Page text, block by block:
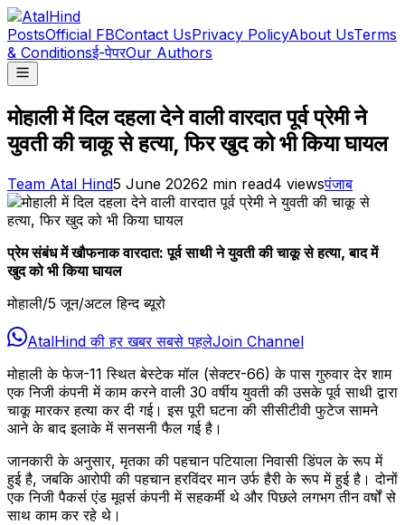
PostsOfficial FBContact UsPrivacy PolicyAbout UsTerms
& Conditionsई-पेपरOur Authors
मोहाली में दिल दहला देने वाली वारदात पूर्व प्रेमी ने
युवती की चाकू से हत्या, फिर खुद को भी किया घायल
Team Atal Hind5 June 20262 min read4 viewsपंजाब
प्रेम संबंध में खौफनाक वारदात: पूर्व साथी ने युवती की चाकू से हत्या, बाद में
खुद को भी किया घायल
मोहाली/5 जून/अटल हिन्द ब्यूरो
AtalHind की हर खबर सबसे पहलेJoin Channel
मोहाली के फेज-11 स्थित बेस्टेक मॉल (सेक्टर-66) के पास गुरुवार देर शाम
एक निजी कंपनी में काम करने वाली 30 वर्षीय युवती की उसके पूर्व साथी द्वारा
चाकू मारकर हत्या कर दी गई। इस पूरी घटना की सीसीटीवी फुटेज सामने
आने के बाद इलाके में सनसनी फैल गई है।
जानकारी के अनुसार, मृतका की पहचान पटियाला निवासी डिंपल के रूप में
हुई है, जबकि आरोपी की पहचान हरविंदर मान उर्फ हैरी के रूप में हुई है। दोनों
एक निजी पैकर्स एंड मूवर्स कंपनी में सहकर्मी थे और पिछले लगभग तीन वर्षों से
साथ काम कर रहे थे।